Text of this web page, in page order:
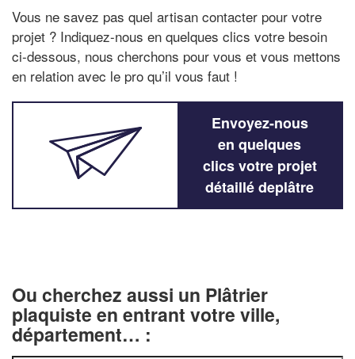
Vous ne savez pas quel artisan contacter pour votre
projet ? Indiquez-nous en quelques clics votre besoin
ci-dessous, nous cherchons pour vous et vous mettons
en relation avec le pro qu’il vous faut !
Envoyez-nous
en quelques
clics votre projet
détaillé deplâtre
Ou cherchez aussi un Plâtrier
plaquiste en entrant votre ville,
département… :